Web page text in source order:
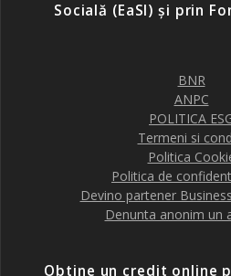
Socială (EaSI) și prin
BNR
ANPC
POLITICA
Termeni si
Politica
Politica de
Devino partener
Denunta anonim un
Obtine un credit online